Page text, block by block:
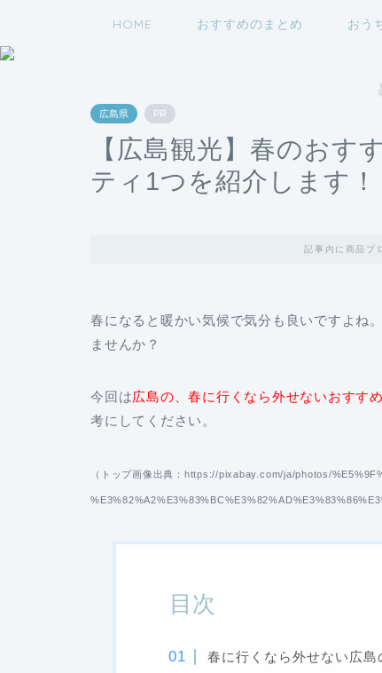
HOME おすすめのまとめ おう
広島県 PR
【広島観光】春のおす
ティ1つを紹介します！
記事内に商品プ
春になると暖かい気候で気分も良いですよね
ませんか？
今回は広島の、春に行くなら外せないおすす
考にしてください。
（トップ画像出典： https://pixabay.com/ja/photos/
目次
春に行くなら外せない広